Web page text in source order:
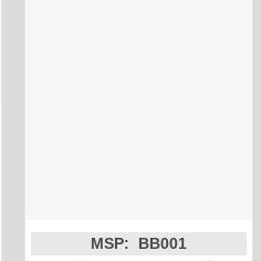
thuận buồm xuôi gió dát vàng
MSP: BB001